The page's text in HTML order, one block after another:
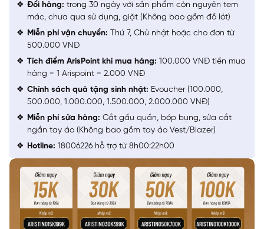
Đổi hàng: trong 30 ngày với sản phẩm còn nguyên tem
mác, chưa qua sử dụng, giặt (Không bao gồm đồ lót)
Miễn phí vận chuyển: Thứ 7, Chủ nhật hoặc cho đơn từ
500.000 VNĐ
Tích điểm ArisPoint khi mua hàng: 100.000 VNĐ tiền mua
hàng = 1 Arispoint = 2.000 VNĐ
Chính sách quà tặng sinh nhật: Evoucher (100.000,
500.000, 1.000.000, 1.500.000, 2.000.000 VNĐ)
Miễn phí sửa hàng: Cắt gấu quần, bóp bụng, sửa cắt
ngắn tay áo (Không bao gồm tay áo Vest/Blazer)
Hotline: 18006226 hỗ trợ từ 8h00:22h00